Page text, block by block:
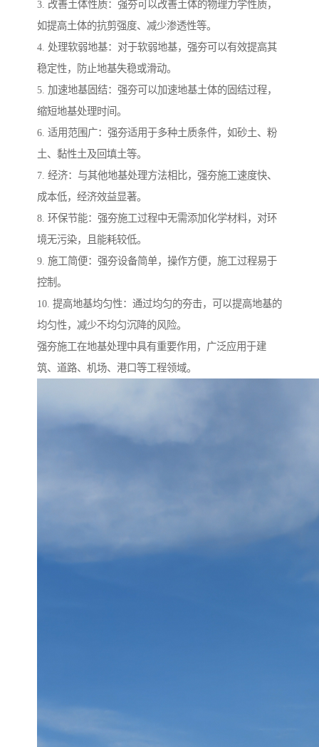
3. 改善土体性质：强夯可以改善土体的物理力学性质，
如提高土体的抗剪强度、减少渗透性等。
4. 处理软弱地基：对于软弱地基，强夯可以有效提高其
稳定性，防止地基失稳或滑动。
5. 加速地基固结：强夯可以加速地基土体的固结过程，
缩短地基处理时间。
6. 适用范围广：强夯适用于多种土质条件，如砂土、粉
土、黏性土及回填土等。
7. 经济：与其他地基处理方法相比，强夯施工速度快、
成本低，经济效益显著。
8. 环保节能：强夯施工过程中无需添加化学材料，对环
境无污染，且能耗较低。
9. 施工简便：强夯设备简单，操作方便，施工过程易于
控制。
10. 提高地基均匀性：通过均匀的夯击，可以提高地基的
均匀性，减少不均匀沉降的风险。
强夯施工在地基处理中具有重要作用，广泛应用于建
筑、道路、机场、港口等工程领域。